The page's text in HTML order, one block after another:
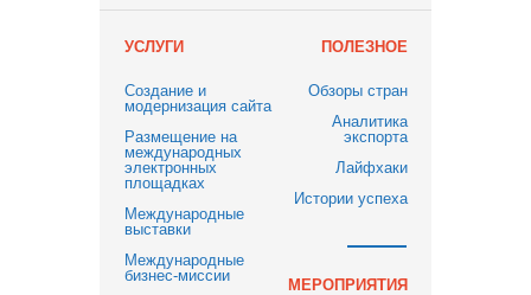
УСЛУГИ
МЕРОПРИЯТИЯ
ПОЛЕЗНОЕ
Создание и
модернизация сайта
Размещение на
международных
электронных
площадках
Международные
выставки
Международные
бизнес-миссии
Обзоры стран
Аналитика
экспорта
Лайфхаки
Истории успеха